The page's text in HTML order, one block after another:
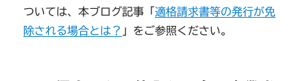
ついては、本ブログ記事「適格請求書等の発行が免
除される場合とは？ 」をご参照ください。